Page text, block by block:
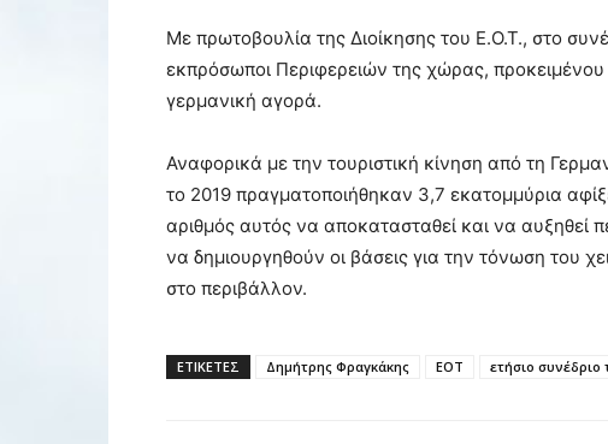
Με πρωτοβουλία της Διοίκησης του Ε.Ο.Τ., στο
εκπρόσωποι Περιφερειών της χώρας,
γερμανική αγορά.
Αναφορικά με την τουριστική κίνηση από τη
το 2019 πραγματοποιήθηκαν 3,7 εκατομμύρια
αριθμός αυτός να αποκατασταθεί και να αυξηθεί
να δημιουργηθούν οι βάσεις για την τόνωση του
στο περιβάλλον.
ΕΤΙΚΕΤΕΣ Δημήτρης Φραγκάκης ΕΟΤ ετήσιο